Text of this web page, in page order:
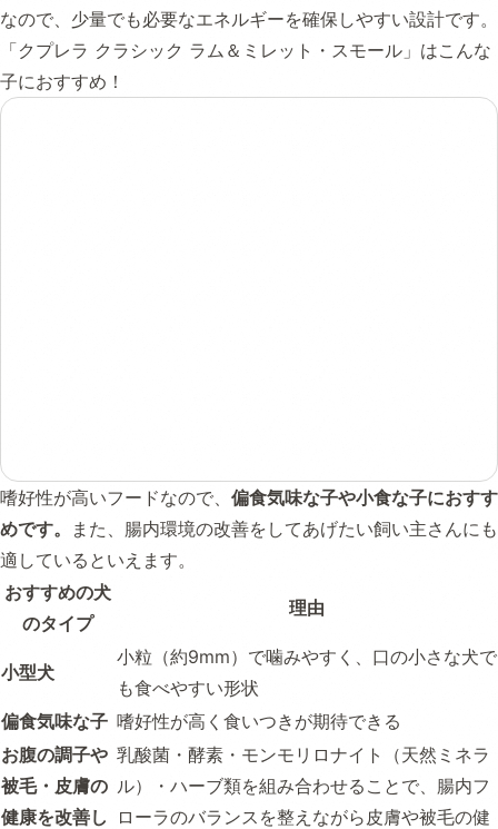
なので、少量でも必要なエネルギーを確保しやすい設計です。
「クプレラ クラシック ラム＆ミレット・スモール」はこんな
子におすすめ！
嗜好性が高いフードなので、 偏食気味な子や小食な子におすす
めです。
また、腸内環境の改善をしてあげたい飼い主さんにも
適しているといえます。
おすすめの犬
のタイプ
理由
小型犬
小粒（約9mm）で噛みやすく、口の小さな犬で
も食べやすい形状
偏食気味な子 嗜好性が高く食いつきが期待できる
お腹の調子や
被毛・皮膚の
健康を改善し
乳酸菌・酵素・モンモリロナイト（天然ミネラ
ル）・ハーブ類を組み合わせることで、腸内フ
ローラのバランスを整えながら皮膚や被毛の健